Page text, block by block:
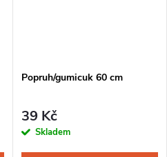
Popruh/gumicuk 60 cm
39 Kč
Skladem